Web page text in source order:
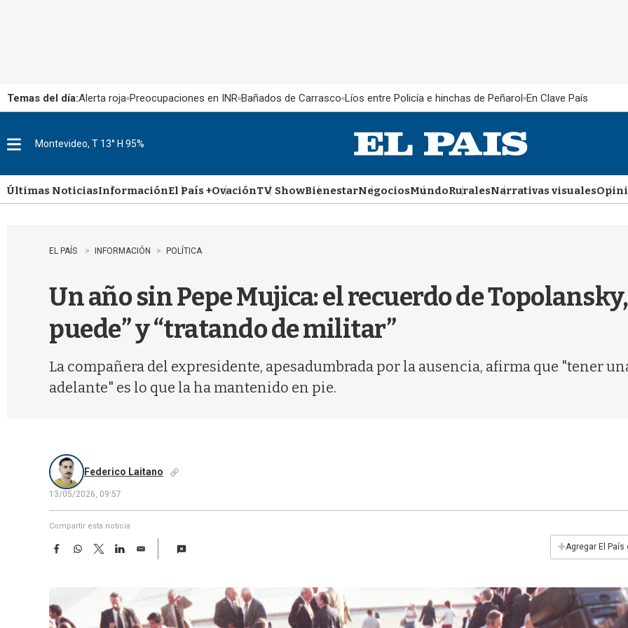
Temas del día:Alerta roja Preocupaciones en INR Bañados de Carrasco Líos entre Policía e hinchas de Peñarol En Clave País
u
Montevideo, T 13° H 95%
Últimas NoticiasInformaciónEl País +OvaciónTV ShowBienestarNegociosMundoRuralesNarrativas visuales
EL PAÍS INFORMACIÓN POLÍTICA
Un año sin Pepe Mujica: el recuerdo de
puede” y “tratando de militar”
La compañera del expresidente, apesadumbrada por la ausencia, afirma que "tener
adelante" es lo que la ha mantenido en pie.
Federico Laitano
13/05/2026, 09:57
Compartir esta noticia
F
o
W
T
w
e
L
e
d
E
+Agregar El País